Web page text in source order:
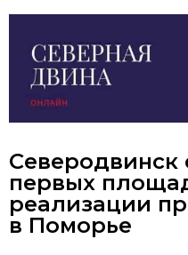
Северодвинск
первых
реализации
в Поморье